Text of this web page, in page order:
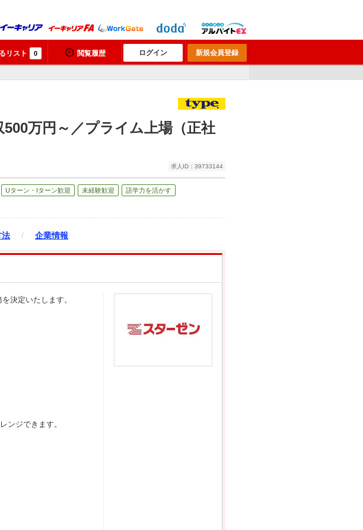
リスト 0 閲覧履歴 ログイン 新規会員登録
500万円～／プライム上場（正社
求人ID：39733144
Uターン・Iターン歓迎 未経験歓迎 語学力を活かす
法 / 企業情報
決定いたします。
ンジできます。